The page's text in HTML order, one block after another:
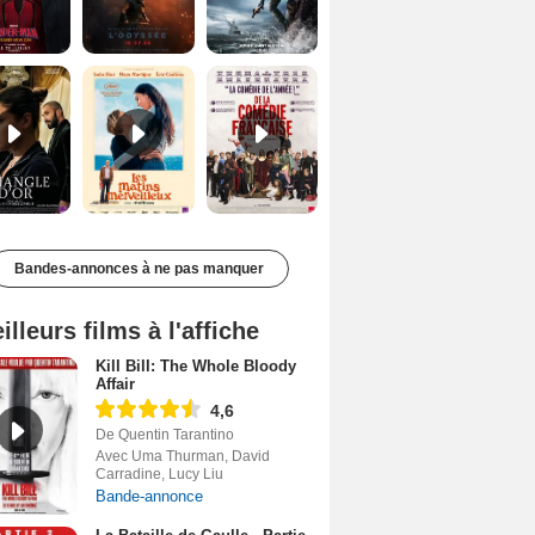
Les Matins merveilleux Bande-annonce VF De la Comédie-Française Teaser VF
Bandes-annonces à ne pas manquer
films à l'affiche
Kill Bill: The Whole Bloody
Affair
4,6
De Quentin Tarantino
Avec Uma Thurman, David
Carradine, Lucy Liu
Bande-annonce